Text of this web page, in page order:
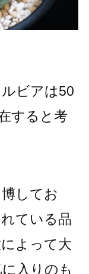
ビアは50
すると考
してお
ている品
よって大
入りのも